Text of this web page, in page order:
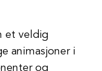
et veldig
animasjoner i
og